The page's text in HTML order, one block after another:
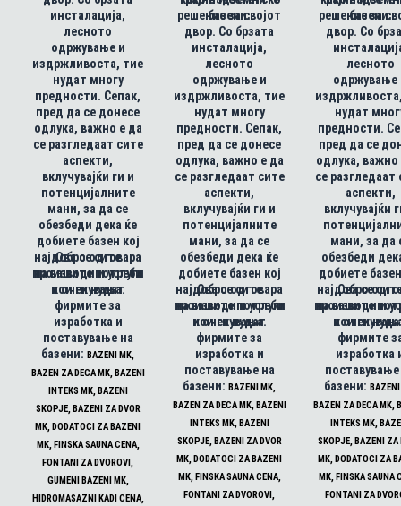
инсталација,
лесното
одржување и
издржливоста, тие
нудат многу
предности. Сепак,
пред да се донесе
одлука, важно е да
се разгледаат сите
аспекти,
вклучувајќи ги и
потенцијалните
мани, за да се
обезбеди дека ќе
добиете базен кој
најдобро одговара
на вашите потреби
и очекувања.
Ова се сите
производи и услуги
кои ги нудат
фирмите за
изработка и
поставување на
базени:BAZENI MK,
BAZEN ZA DECA MK, BAZENI
INTEKS MK, BAZENI
SKOPJE, BAZENI ZA DVOR
MK, DODATOCI ZA BAZENI
MK, FINSKA SAUNA CENA,
FONTANI ZA DVOROVI,
GUMENI BAZENI MK,
HIDROMASAZNI KADI CENA,
базени.
решение за својот
двор. Со брзата
инсталација,
лесното
одржување и
издржливоста, тие
нудат многу
предности. Сепак,
пред да се донесе
одлука, важно е да
се разгледаат сите
аспекти,
вклучувајќи ги и
потенцијалните
мани, за да се
обезбеди дека ќе
добиете базен кој
најдобро одговара
на вашите потреби
и очекувања.
Ова се сите
производи и услуги
кои ги нудат
фирмите за
изработка и
поставување на
базени: BAZENI MK,
BAZEN ZA DECA MK, BAZENI
INTEKS MK, BAZENI
SKOPJE, BAZENI ZA DVOR
MK, DODATOCI ZA BAZENI
MK, FINSKA SAUNA CENA,
FONTANI ZA DVOROVI,
базени.
решение за
двор. Со
лесното
одржување
нудат
предности.
пред да се
одлука, важно
се разгледаат
аспекти,
вклучувајќи
мани, за да
обезбеди
добиете
најдобро
на вашите
и
Ова се
производи и
кои ги
фирмите
изработка
поставување
базени:
BAZEN ZA DECA MK,
INTEKS MK,
SKOPJE, BAZENI ZA
MK, DODATOCI ZA
MK, FINSKA SAUNA
FONTANI ZA